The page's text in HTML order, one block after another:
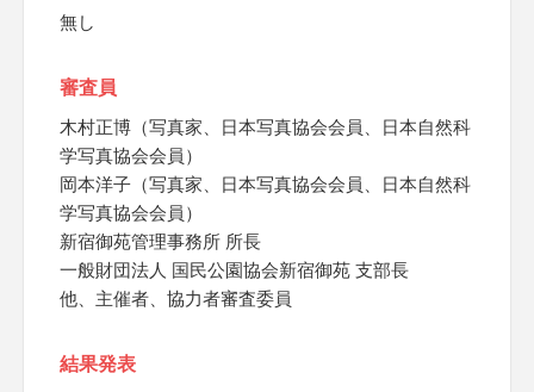
無し
審査員
木村正博（写真家、日本写真協会会員、日本自然科
学写真協会会員）
岡本洋子（写真家、日本写真協会会員、日本自然科
学写真協会会員）
新宿御苑管理事務所 所長
一般財団法人 国民公園協会新宿御苑 支部長
他、主催者、協力者審査委員
結果発表